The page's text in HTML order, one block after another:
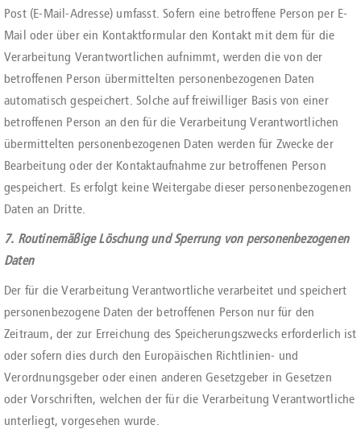
Post (E-Mail-Adresse) umfasst. Sofern eine betroffene Person per E-
Mail oder über ein Kontaktformular den Kontakt mit dem für die
Verarbeitung Verantwortlichen aufnimmt, werden die von der
betroffenen Person übermittelten personenbezogenen Daten
automatisch gespeichert. Solche auf freiwilliger Basis von einer
betroffenen Person an den für die Verarbeitung Verantwortlichen
übermittelten personenbezogenen Daten werden für Zwecke der
Bearbeitung oder der Kontaktaufnahme zur betroffenen Person
gespeichert. Es erfolgt keine Weitergabe dieser personenbezogenen
Daten an Dritte.
7. Routinemäßige Löschung und Sperrung von personenbezogenen
Daten
Der für die Verarbeitung Verantwortliche verarbeitet und speichert
personenbezogene Daten der betroffenen Person nur für den
Zeitraum, der zur Erreichung des Speicherungszwecks erforderlich ist
oder sofern dies durch den Europäischen Richtlinien- und
Verordnungsgeber oder einen anderen Gesetzgeber in Gesetzen
oder Vorschriften, welchen der für die Verarbeitung Verantwortliche
unterliegt, vorgesehen wurde.